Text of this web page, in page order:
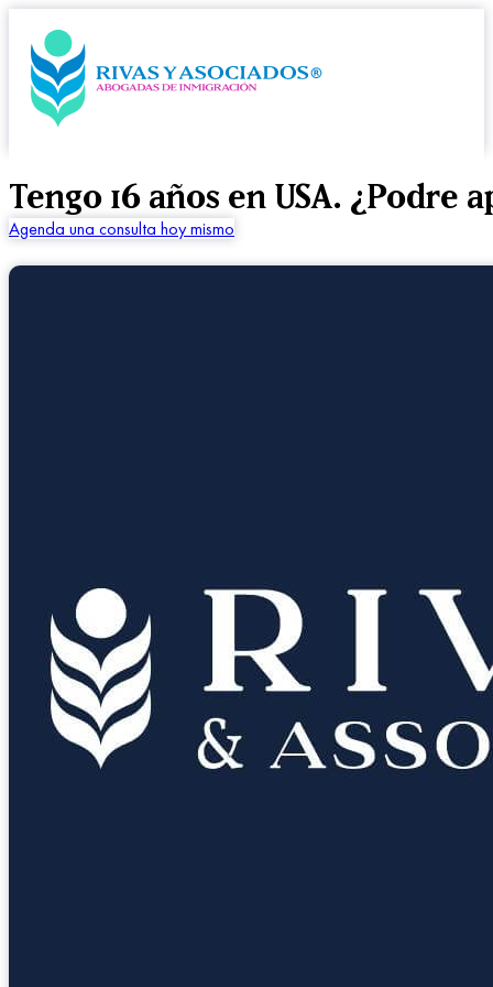
Tengo 16 años en USA. ¿Podre
Agenda una consulta hoy mismo